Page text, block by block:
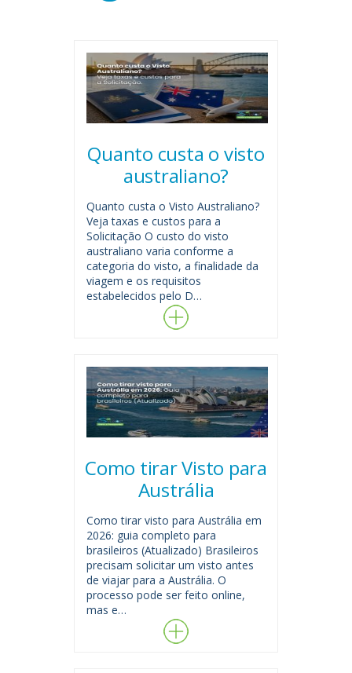
Quanto custa o visto
australiano?
Quanto custa o Visto Australiano?
Veja taxas e custos para a
Solicitação O custo do visto
australiano varia conforme a
categoria do visto, a finalidade da
viagem e os requisitos
estabelecidos pelo D…
Como tirar Visto para
Austrália
Como tirar visto para Austrália em
2026: guia completo para
brasileiros (Atualizado) Brasileiros
precisam solicitar um visto antes
de viajar para a Austrália. O
processo pode ser feito online,
mas e…